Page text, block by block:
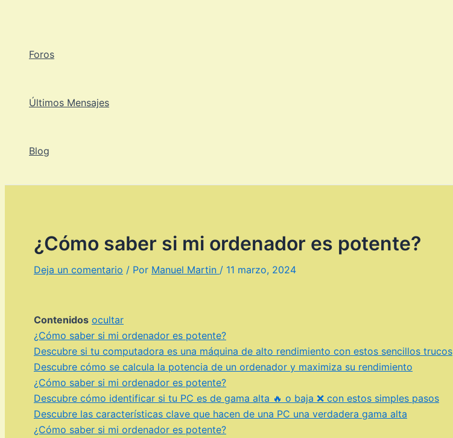
Foros
Últimos Mensajes
Blog
¿Cómo saber si mi ordenador es potente?
Deja un comentario / Por Manuel Martin / 11 marzo, 2024
Contenidos ocultar
¿Cómo saber si mi ordenador es potente?
Descubre si tu computadora es una máquina de alto rendimiento con estos sencillos trucos
Descubre cómo se calcula la potencia de un ordenador y maximiza su rendimiento
¿Cómo saber si mi ordenador es potente?
Descubre cómo identificar si tu PC es de gama alta 🔥 o baja ❌ con estos simples pasos
Descubre las características clave que hacen de una PC una verdadera gama alta
¿Cómo saber si mi ordenador es potente?